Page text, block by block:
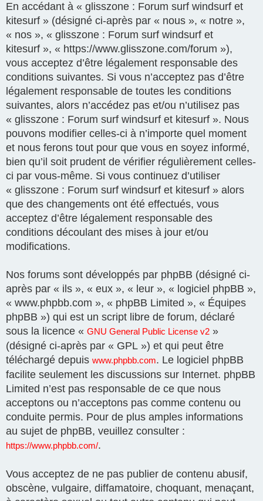
En accédant à « glisszone : Forum surf windsurf et
kitesurf » (désigné ci-après par « nous », « notre »,
« nos », « glisszone : Forum surf windsurf et
kitesurf », « https://www.glisszone.com/forum »),
vous acceptez d’être légalement responsable des
conditions suivantes. Si vous n’acceptez pas d’être
légalement responsable de toutes les conditions
suivantes, alors n’accédez pas et/ou n’utilisez pas
« glisszone : Forum surf windsurf et kitesurf ». Nous
pouvons modifier celles-ci à n’importe quel moment
et nous ferons tout pour que vous en soyez informé,
bien qu’il soit prudent de vérifier régulièrement celles-
ci par vous-même. Si vous continuez d’utiliser
« glisszone : Forum surf windsurf et kitesurf » alors
que des changements ont été effectués, vous
acceptez d’être légalement responsable des
conditions découlant des mises à jour et/ou
modifications.
Nos forums sont développés par phpBB (désigné ci-
après par « ils », « eux », « leur », « logiciel phpBB »,
« www.phpbb.com », « phpBB Limited », « Équipes
phpBB ») qui est un script libre de forum, déclaré
sous la licence « GNU General Public License v2 »
(désigné ci-après par « GPL ») et qui peut être
téléchargé depuis www.phpbb.com. Le logiciel phpBB
facilite seulement les discussions sur Internet. phpBB
Limited n’est pas responsable de ce que nous
acceptons ou n’acceptons pas comme contenu ou
conduite permis. Pour de plus amples informations
au sujet de phpBB, veuillez consulter :
https://www.phpbb.com/.
Vous acceptez de ne pas publier de contenu abusif,
obscène, vulgaire, diffamatoire, choquant, menaçant,